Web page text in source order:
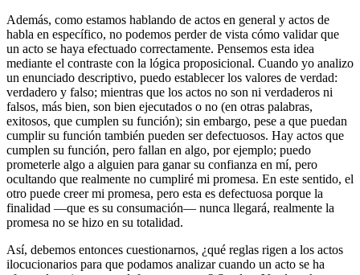
Además, como estamos hablando de actos en general y actos de
habla en específico, no podemos perder de vista cómo validar que
un acto se haya efectuado correctamente. Pensemos esta idea
mediante el contraste con la lógica proposicional. Cuando yo analizo
un enunciado descriptivo, puedo establecer los valores de verdad:
verdadero y falso; mientras que los actos no son ni verdaderos ni
falsos, más bien, son bien ejecutados o no (en otras palabras,
exitosos, que cumplen su función); sin embargo, pese a que puedan
cumplir su función también pueden ser defectuosos. Hay actos que
cumplen su función, pero fallan en algo, por ejemplo; puedo
prometerle algo a alguien para ganar su confianza en mí, pero
ocultando que realmente no cumpliré mi promesa. En este sentido, el
otro puede creer mi promesa, pero esta es defectuosa porque la
finalidad —que es su consumación— nunca llegará, realmente la
promesa no se hizo en su totalidad.
Así, debemos entonces cuestionarnos, ¿qué reglas rigen a los actos
ilocucionarios para que podamos analizar cuando un acto se ha